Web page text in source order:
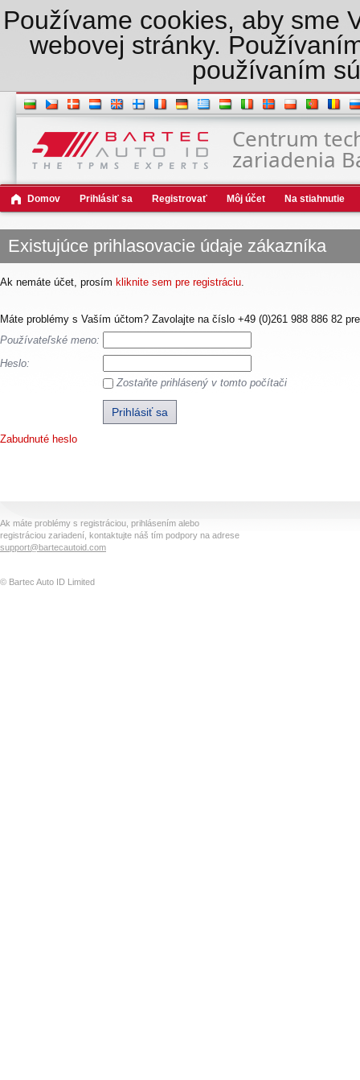
Používame cookies, aby sme
webovej stránky.
používaním
Centrum
zariadenia
Domov Prihlásiť sa Registrovať Môj účet Na stiahnutie
Existujúce prihlasovacie údaje zákazníka
Ak nemáte účet, prosím kliknite sem pre registráciu.
Máte problémy s Vaším účtom? Zavolajte na číslo +49 (0)261 988 886 82
Používateľské meno:
Heslo:
Zostaňte prihlásený v tomto počítači
Zabudnuté heslo
Ak máte problémy s registráciou, prihlásením alebo
registráciou zariadení, kontaktujte náš tím podpory na adrese
support@bartecautoid.com
© Bartec Auto ID Limited